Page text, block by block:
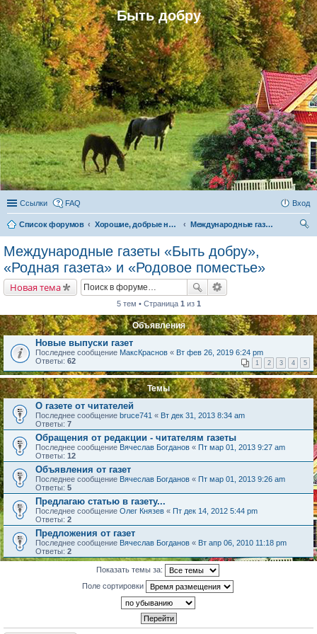
Быть добру
Ссылки FAQ Вход
Список форумов Хорошие, добрые новости и их распространение в обществе
Международные газеты «Быть добру», «Родная газета» и «Родовое поместье»
Международные газеты «Быть добру»,
«Родная газета» и «Родовое поместье»
Новая тема
5 тем • Страница 1 из 1
Объявления
Новые выпуски газет
Последнее сообщение МаксКраснов « Вт фев 26, 2019 6:24 pm
Ответы: 62 1 2 3 4 5
Темы
О газете от читателей
Последнее сообщение bruce741 « Вт дек 31, 2013 8:34 am
Ответы: 7
Обращения от редакции - читателям газеты
Последнее сообщение Вячеслав Богданов « Пт мар 01, 2013 9:27 am
Ответы: 12
Объявления от газет
Последнее сообщение Вячеслав Богданов « Пт мар 01, 2013 9:26 am
Ответы: 5
Предлагаю статью в газету...
Последнее сообщение Олег Князев « Пт дек 14, 2012 5:44 pm
Ответы: 2
Предложения от газет
Последнее сообщение Вячеслав Богданов « Вт апр 06, 2010 11:18 pm
Ответы: 2
Показать темы за:
Поле сортировки